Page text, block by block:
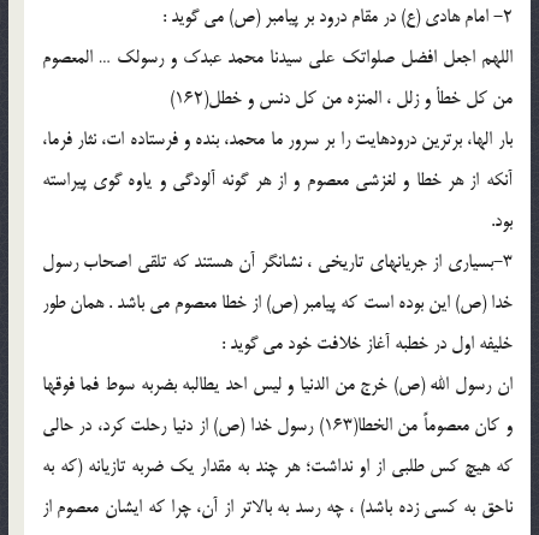
2- امام هادي (ع) در مقام درود بر پيامبر (ص) مي گويد :
اللهم اجعل افضل صلواتك علي سيدنا محمد عبدك و رسولك … المعصوم
من كل خطأ و زلل ، المنزه من كل دنس و خطل(162)
بار الها، برترين درودهايت را بر سرور ما محمد، بنده و فرستاده ات، نثار فرما،
آنكه از هر خطا و لغزشي معصوم و از هر گونه آلودگي و ياوه گوي پيراسته
بود.
3-بسياري از جريانهاي تاريخي ، نشانگر آن هستند كه تلقي اصحاب رسول
خدا (ص) اين بوده است كه پيامبر (ص) از خطا معصوم مي باشد . همان طور
خليفه اول در خطبه آغاز خلافت خود مي گويد :
ان رسول الله (ص) خرج من الدنيا و ليس احد يطالبه بضربه سوط فما فوقها
و كان معصوماً من الخطا(163) رسول خدا (ص) از دنيا رحلت كرد، در حالي
كه هيچ كس طلبي از او نداشت؛ هر چند به مقدار يك ضربه تازيانه (كه به
ناحق به كسي زده باشد) ، چه رسد به بالاتر از آن، چرا كه ايشان معصوم از